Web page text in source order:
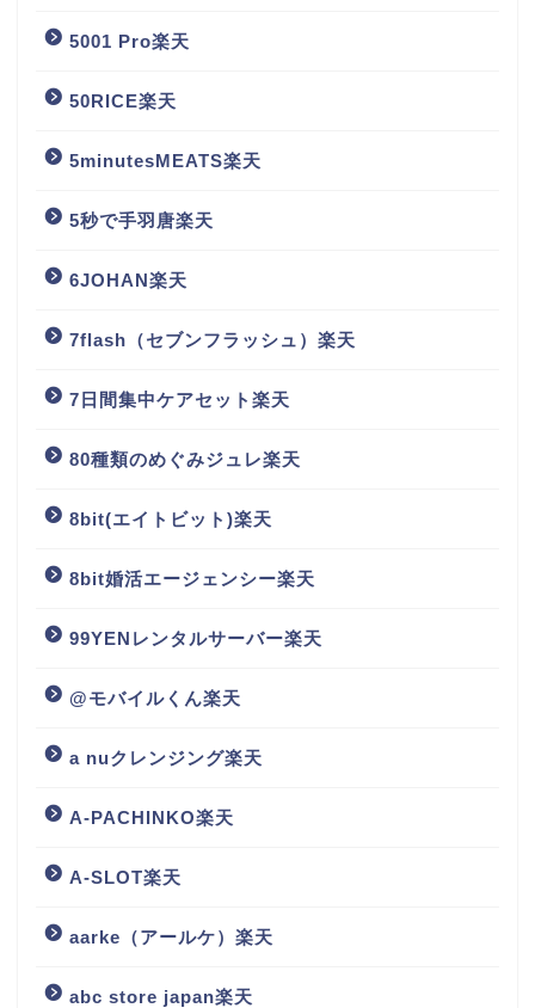
5001 Pro楽天
50RICE楽天
5minutesMEATS楽天
5秒で手羽唐楽天
6JOHAN楽天
7flash（セブンフラッシュ）楽天
7日間集中ケアセット楽天
80種類のめぐみジュレ楽天
8bit(エイトビット)楽天
8bit婚活エージェンシー楽天
99YENレンタルサーバー楽天
@モバイルくん楽天
a nuクレンジング楽天
A-PACHINKO楽天
A-SLOT楽天
aarke（アールケ）楽天
abc store japan楽天